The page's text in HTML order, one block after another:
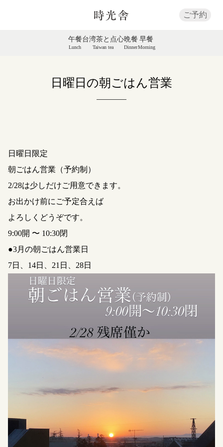
ご予約
午餐
Lunch
台湾茶と点心
Taiwan tea
晩餐
Dinner
早餐
Morning
日曜日の朝ごはん営業
日曜日限定
朝ごはん営業（予約制）
2/28は少しだけご用意できます。
お出かけ前にご予定合えば
よろしくどうぞです。
9:00開 〜 10:30閉
●3月の朝ごはん営業日
7日、14日、21日、28日